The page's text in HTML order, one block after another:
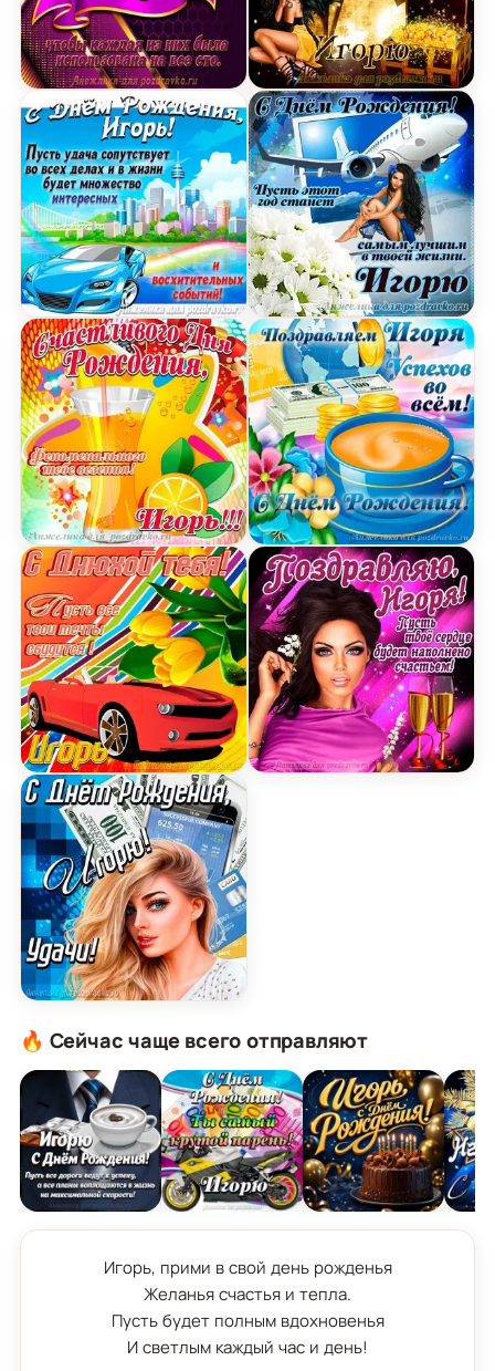
Открытка с Днём Рождения Игорю с
Картинка с Днём Рождения Игорь с голубой
Открытка счастливого Дня Рождения Игорь и
Картинка с днюхой Игорю с пожеланием и
Картинка с Днём Рождения Игорь с
Открытка Игорю в День
Открытка Игорю на
Открытка поздравляем
Открытка поздравляю
🔥 Сейчас чаще всего отправляют
Игорь, прими в свой день рожденья
Желанья счастья и тепла.
Пусть будет полным вдохновенья
И светлым каждый час и день!